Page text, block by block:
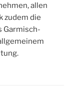
allen
zudem die
Garmisch-